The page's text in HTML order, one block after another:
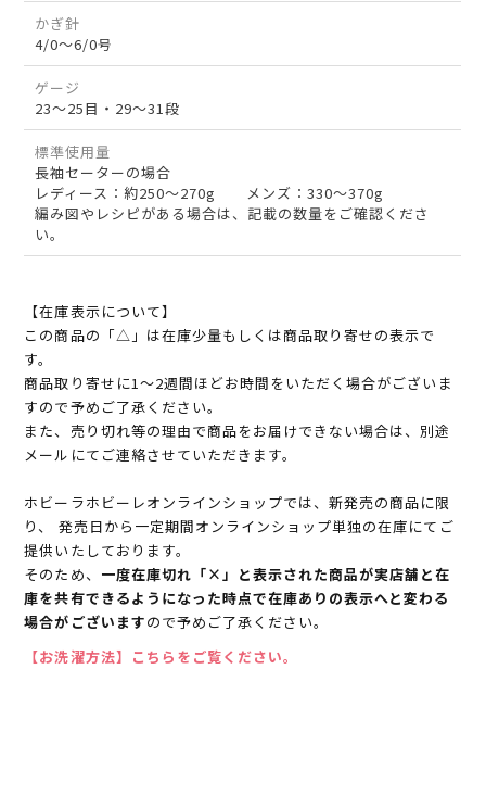
かぎ針
4/0～6/0号
ゲージ
23～25目・29～31段
標準使用量
長袖セーターの場合
レディース：約250～270g メンズ：330～370g
編み図やレシピがある場合は、記載の数量をご確認くださ
い。
【在庫表示について】
この商品の「△」は在庫少量もしくは商品取り寄せの表示で
す。
商品取り寄せに1～2週間ほどお時間をいただく場合がございま
すので予めご了承ください。
また、売り切れ等の理由で商品をお届けできない場合は、別途
メールにてご連絡させていただきます。
ホビーラホビーレオンラインショップでは、新発売の商品に限
り、 発売日から一定期間オンラインショップ単独の在庫にてご
提供いたしております。
そのため、 一度在庫切れ「×」と表示された商品が実店舗と在
庫を共有できるようになった時点で在庫ありの表示へと変わる
場合がございますので予めご了承ください。
【お洗濯方法】こちらをご覧ください。